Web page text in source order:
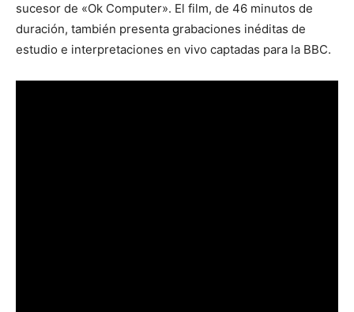
sucesor de «Ok Computer». El film, de 46 minutos de
duración, también presenta grabaciones inéditas de
estudio e interpretaciones en vivo captadas para la BBC.